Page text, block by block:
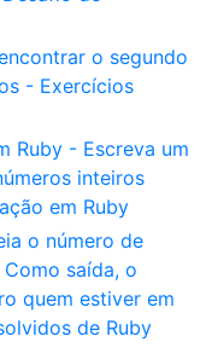
o segundo
- Exercícios
Ruby - Escreva um
inteiros
em Ruby
o número de
saída, o
quem estiver em
de Ruby